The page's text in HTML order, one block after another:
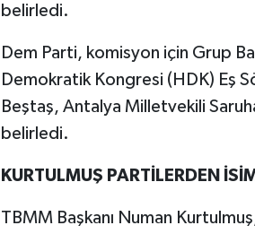
belirledi.
Dem Parti, komisyon için Grup
Demokratik Kongresi (HDK) Eş
Beştaş, Antalya Milletvekili
belirledi.
KURTULMUŞ PARTİLERDEN
TBMM Başkanı Numan